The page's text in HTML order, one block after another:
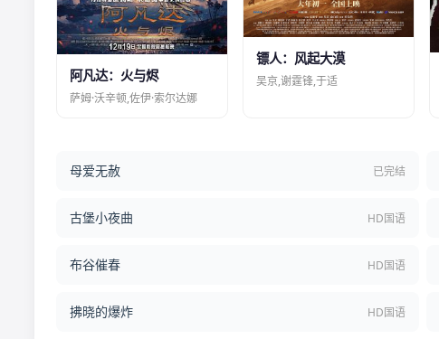
阿凡达：火与烬
萨姆·沃辛顿,佐伊·索尔达娜
镖人：风起大漠
吴京,谢霆锋,于适
母爱无赦 已完结
古堡小夜曲 HD国语
布谷催春 HD国语
拂晓的爆炸 HD国语